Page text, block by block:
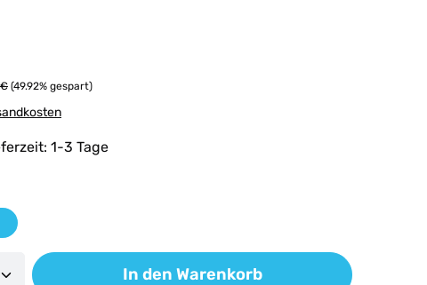
€ (49.92% gespart)
1-3 Tage
Gib den gewünschten Wert ein oder
In den Warenkorb